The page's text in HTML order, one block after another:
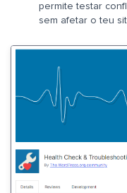
permite testar
sem afetar o teu